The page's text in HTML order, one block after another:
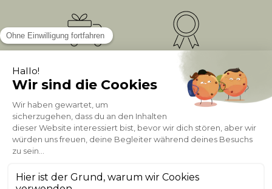
Bonusprogramm
PUNKTE = 5